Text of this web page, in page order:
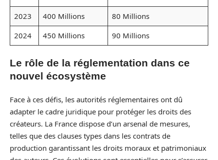
2023
400 Millions
80 Millions
2024
450 Millions 90 Millions
Le rôle de la réglementation dans ce
nouvel écosystème
Face à ces défis, les autorités réglementaires ont dû
adapter le cadre juridique pour protéger les droits des
créateurs. La France dispose d’un arsenal de mesures,
telles que des clauses types dans les contrats de
production garantissant les droits moraux et patrimoniaux